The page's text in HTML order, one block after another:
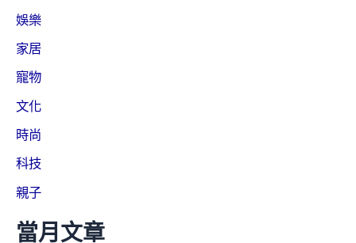
娛樂
家居
寵物
文化
時尚
科技
親子
當月文章